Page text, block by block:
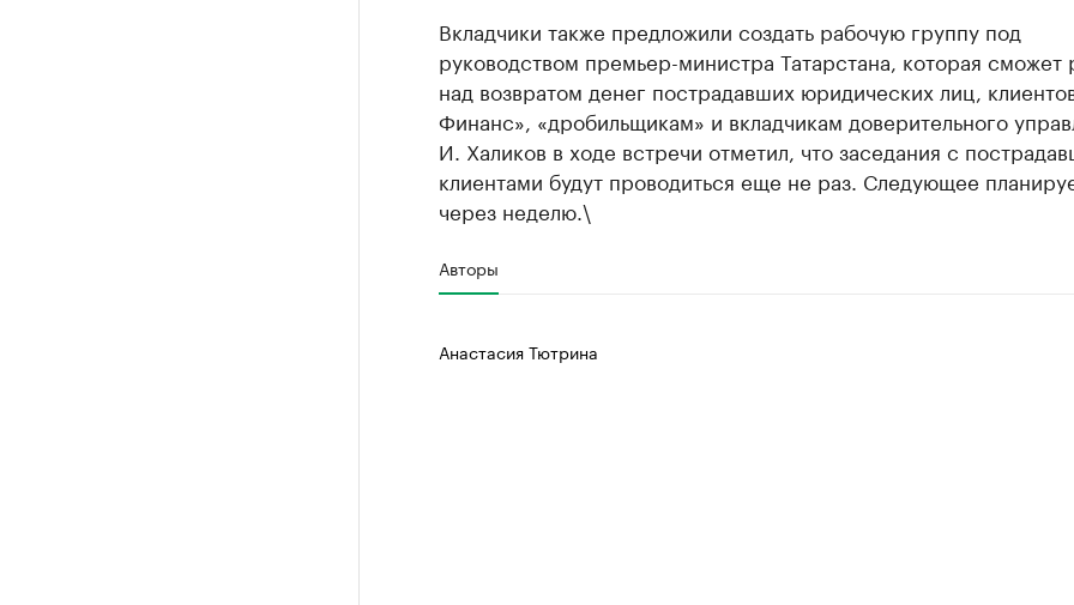
Вкладчики также предложили создать рабочую группу под
руководством премьер-министра Татарстана, которая сможет
над возвратом денег пострадавших юридических лиц,
Финанс», «дробильщикам» и вкладчикам доверительного
И. Халиков в ходе встречи отметил, что заседания с
клиентами будут проводиться еще не раз. Следующее
через неделю.\
Авторы
Анастасия Тютрина